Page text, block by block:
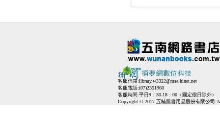
客服信箱:library.w3322@msa.hinet.net
客服電話:(07)2351960
客服時間:平日9：30-18：00（國定假日除外）
Copyright © 2017 五楠圖書用品股份有限公司